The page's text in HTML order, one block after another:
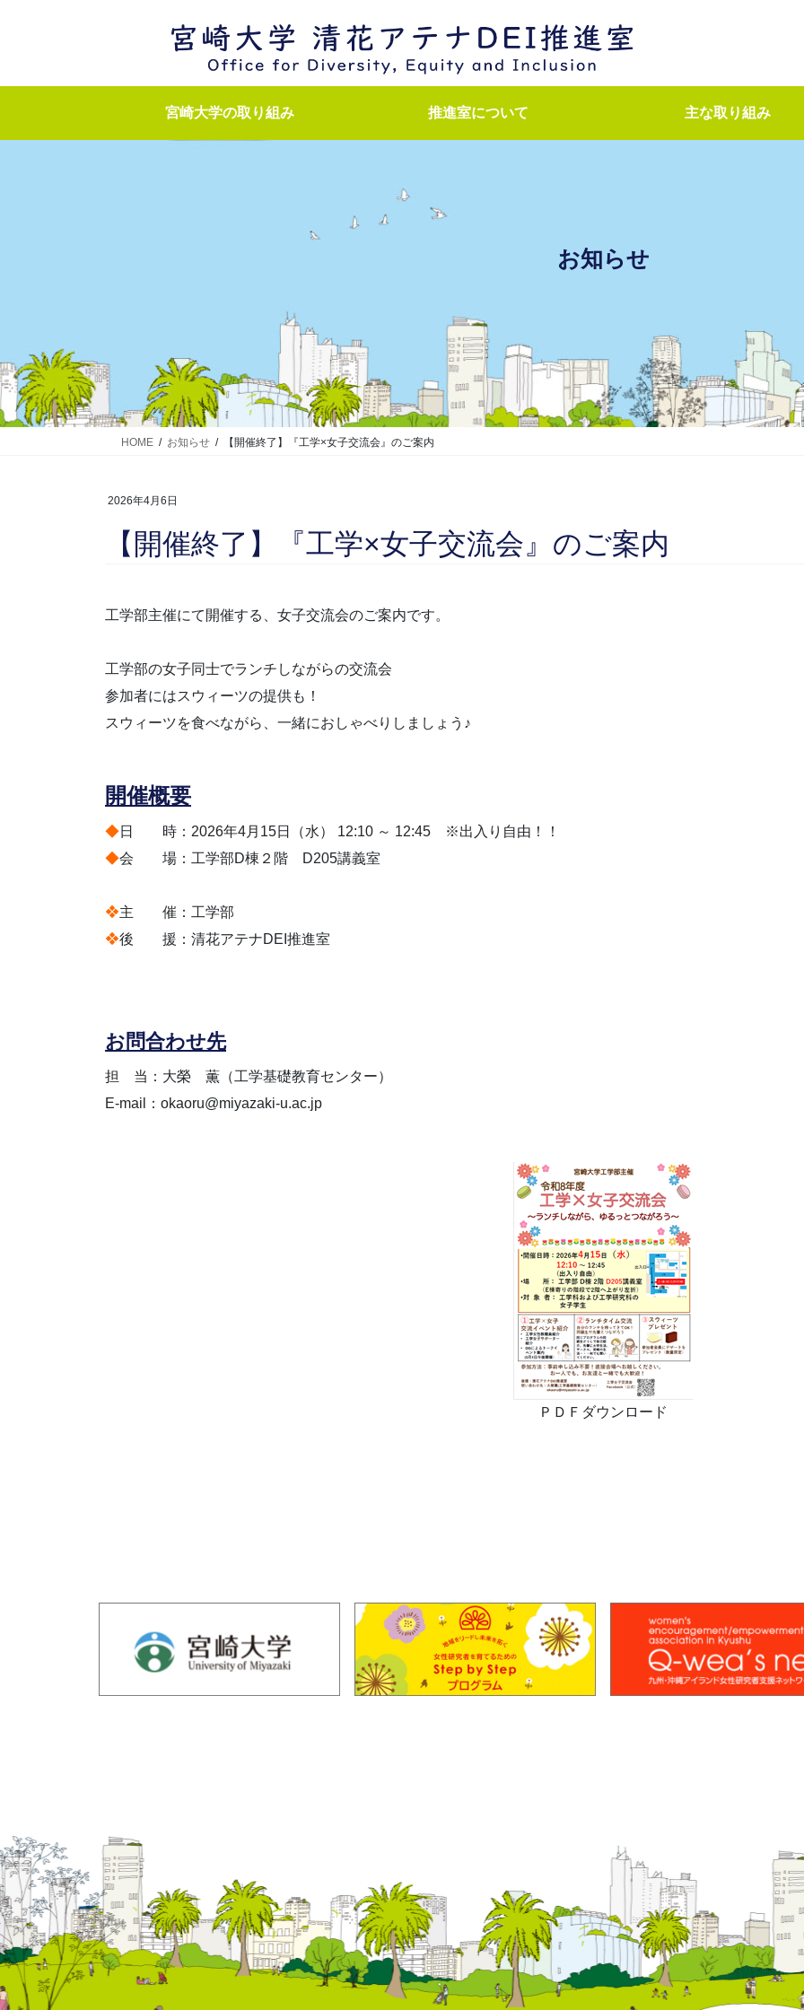
宮崎大学の取り組み 推進室について 主な取り組み
お知らせ
HOME お知らせ 【開催終了】『工学×女子交流会』のご案内
2026年4月6日
【開催終了】『工学×女子交流会』のご案内
工学部主催にて開催する、女子交流会のご案内です。
工学部の女子同士でランチしながらの交流会
参加者にはスウィーツの提供も！
スウィーツを食べながら、一緒におしゃべりしましょう♪
開催概要
◆日 時：2026年4月15日（水） 12:10 ～ 12:45 ※出入り自由！！
◆会 場：工学部D棟２階 D205講義室
❖主 催：工学部
❖後 援：清花アテナDEI推進室
お問合わせ先
担 当：大榮 薫（工学基礎教育センター）
E-mail：okaoru@miyazaki-u.ac.jp
ＰＤＦダウンロード